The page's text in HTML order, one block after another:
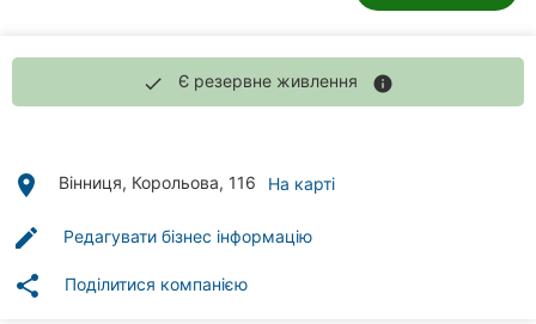
Ресторани
done Є резервне живлення info
place Вінниця, Корольова, 116 На карті
edit Редагувати бізнес інформацію
share Поділитися компанією